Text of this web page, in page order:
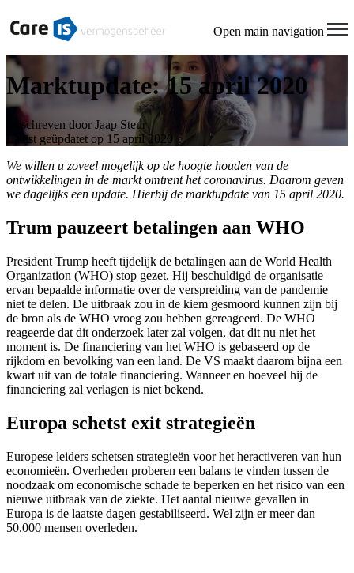
Open main navigation
Marktupdate: 15 april 2020
Geschreven door Jaap Steur
Laatst geüpdatet op 15 april 2020
We willen u zoveel mogelijk op de hoogte houden van de
ontwikkelingen in de markt omtrent het coronavirus. Daarom geven
we dagelijks een update. Hierbij de marktupdate van 15 april 2020.
Trum pauzeert betalingen aan WHO
President Trump heeft tijdelijk de betalingen aan de World Health
Organization (WHO) stop gezet. Hij beschuldigd de organisatie
ervan bepaalde informatie over de verspreiding van de pandemie
niet te delen. De uitbraak zou in de kiem gesmoord kunnen zijn bij
de bron als de WHO vroeg zou hebben gereageerd. De WHO
reageerde dat dit onderzoek later zal volgen, dat dit nu niet het
moment is. De financiering van het WHO is gebaseerd op de
rijkdom en bevolking van een land. De VS maakt daarom bijna een
kwart uit van de totale financiering. Wanneer en hoeveel hij de
financiering zal verlagen is niet bekend.
Europa schetst exit strategieën
Europese leiders schetsen strategieën voor het heractiveren van hun
economieën. Overheden proberen een balans te vinden tussen de
noodzaak om economische schade te beperken en het risico van een
nieuwe uitbraak van de ziekte. Het aantal nieuwe gevallen in
Europa is de laatste dagen gestabiliseerd. Wel zijn er meer dan
50.000 mensen overleden.